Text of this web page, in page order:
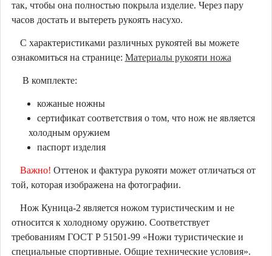
так, чтобы она полностью покрыла изделие. Через пару
часов достать и вытереть рукоять насухо.
С характеристиками различных рукоятей вы можете
ознакомиться на странице: Материалы рукояти ножа
В комплекте:
кожаные ножны
сертификат соответствия о том, что нож не является
холодным оружием
паспорт изделия
Важно! Оттенок и фактура рукояти может отличаться от
той, которая изображена на фотографии.
Нож Куница-2 является ножом туристическим и не
относится к холодному оружию. Соответствует
требованиям ГОСТ Р 51501-99 «Ножи туристические и
специальные спортивные. Общие технические условия».